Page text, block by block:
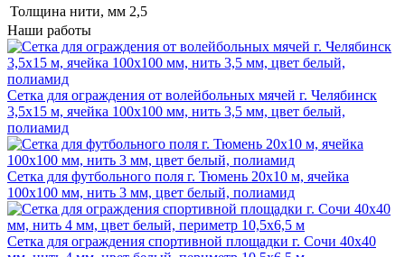
Толщина нити, мм 2,5
Наши работы
Сетка для ограждения от волейбольных мячей г. Челябинск
3,5х15 м, ячейка 100x100 мм, нить 3,5 мм, цвет белый,
полиамид
Сетка для футбольного поля г. Тюмень 20х10 м, ячейка
100x100 мм, нить 3 мм, цвет белый, полиамид
Сетка для ограждения спортивной площадки г. Сочи 40х40